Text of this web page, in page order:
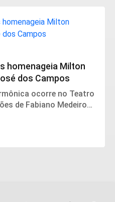
homenageia Milton
dos Campos
ocorre no Teatro
de Fabiano Medeiros;
a partir de R$ 50.